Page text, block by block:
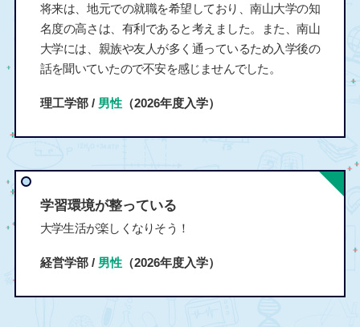
将来は、地元での就職を希望しており、南山大学の知
名度の高さは、有利であると考えました。また、南山
大学には、親族や友人が多く通っているため入学後の
話を聞いていたので不安を感じませんでした。
理工学部 / 男性（2026年度入学）
学習環境が整っている
大学生活が楽しくなりそう！
経営学部 / 男性（2026年度入学）